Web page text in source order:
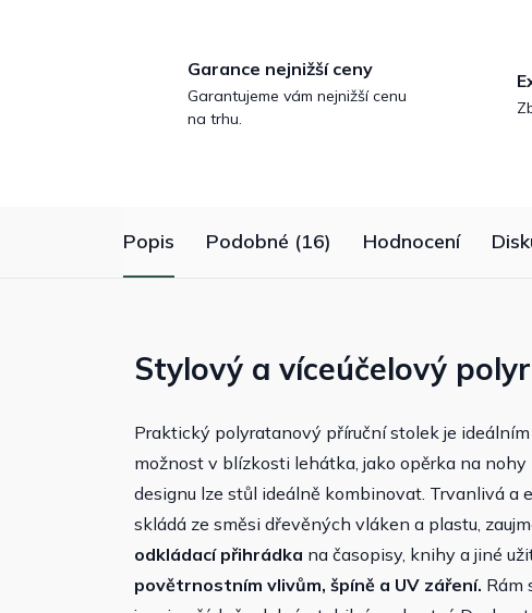
Garance nejnižší ceny
Garantujeme vám nejnižší cenu
na trhu.
Popis Podobné (16) Hodnocení
Stylový a víceúčelový
Praktický polyratanový příruční stolek je
možnost v blízkosti lehátka, jako opěrka na
designu lze stůl ideálně kombinovat. Trvanlivá a
skládá ze směsi dřevěných vláken a plastu,
odkládací přihrádka na časopisy, knihy a jiné
povětrnostním vlivům, špíně a UV záření. Rám